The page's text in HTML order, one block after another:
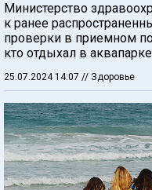
Министерство
к ранее
проверки в приемном
кто отдыхал в
25.07.2024 14:07 // Здоровье